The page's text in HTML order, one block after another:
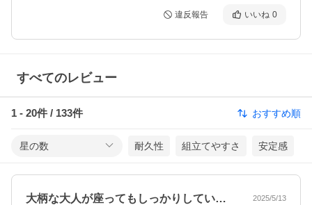
違反報告 いいね 0
すべてのレビュー
1 - 20件 / 133件 おすすめ順
星の数 耐久性 組立てやすさ 安定感
大柄な大人が座ってもしっかりしています… 2025/5/13